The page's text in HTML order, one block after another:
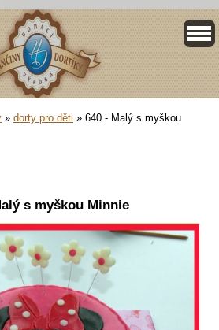
» dorty pro děti » 640 - Malý s myškou
s myškou Minnie